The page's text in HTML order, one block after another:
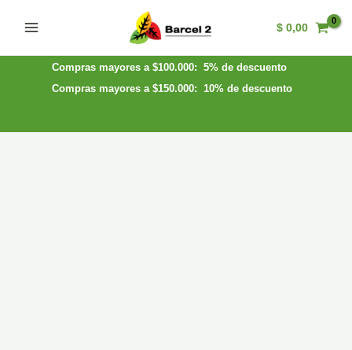
Menu
$ 0,00
Compras mayores a $100.000: 5% de descuento
Compras mayores a $150.000: 10% de descuento